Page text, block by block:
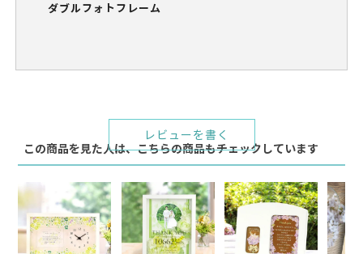
ダブルフォトフレーム
レビューを書く
この商品を見た人は、こちらの商品もチェックしています